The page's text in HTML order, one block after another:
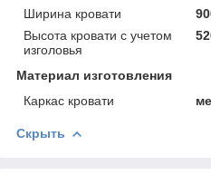
Ширина кровати
Высота кровати с учетом
изголовья
Материал изготовления
Каркас кровати
Скрыть